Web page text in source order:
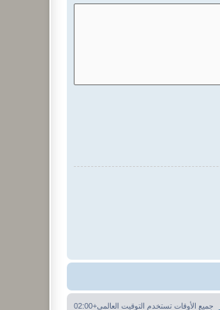
جميع الأوقات تستخدم التوقيت العالمي+02:00